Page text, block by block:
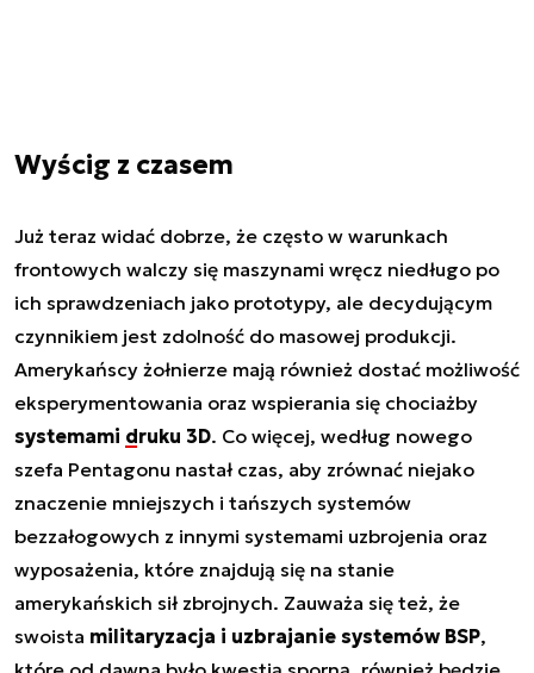
Wyścig z czasem
Już teraz widać dobrze, że często w warunkach
frontowych walczy się maszynami wręcz niedługo po
ich sprawdzeniach jako prototypy, ale decydującym
czynnikiem jest zdolność do masowej produkcji.
Amerykańscy żołnierze mają również dostać możliwość
eksperymentowania oraz wspierania się chociażby
systemami druku 3D. Co więcej, według nowego
szefa Pentagonu nastał czas, aby zrównać niejako
znaczenie mniejszych i tańszych systemów
bezzałogowych z innymi systemami uzbrojenia oraz
wyposażenia, które znajdują się na stanie
amerykańskich sił zbrojnych. Zauważa się też, że
swoista militaryzacja i uzbrajanie systemów BSP,